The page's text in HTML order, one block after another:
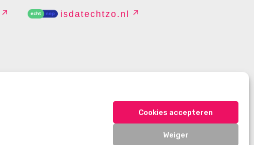
Cookies accepteren
Weiger
isdatechtzo.nl